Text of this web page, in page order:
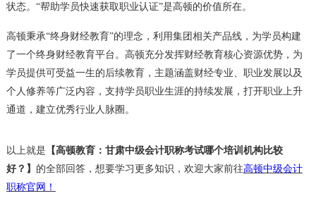
状态。“帮助学员快速获取职业认证”是高顿的价值所在。
高顿秉承“终身财经教育”的理念，利用集团相关产品线，为学员构建
了一个终身财经教育平台。高顿充分发挥财经教育核心资源优势，为
学员提供可受益一生的后续教育，主题涵盖财经专业、职业发展以及
个人修养等广泛内容，支持学员职业生涯的持续发展，打开职业上升
通道，建立优秀行业人脉圈。
以上就是 【高顿教育：甘肃中级会计职称考试哪个培训机构比较
好？】 的全部回答，想要学习更多知识，欢迎大家前往高顿中级会计
职称官网！